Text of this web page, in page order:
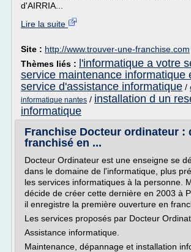
d'AIRRIA...
Lire la suite
Site : http://www.trouver-une-franchise.com
Thèmes liés :
l'informatique a votre
service maintenance informatique
service d'assistance informatique /
informatique nantes / installation d un
informatique
Franchise Docteur ordinateur :
franchisé en ...
Docteur Ordinateur est une enseigne se
dans le domaine de l'informatique, plus
les services informatiques à la personne.
décide de créer cette dernière en 2003 à
il enregistre la première ouverture en
Les services proposés par Docteur
Assistance informatique.
Maintenance, dépannage et installation